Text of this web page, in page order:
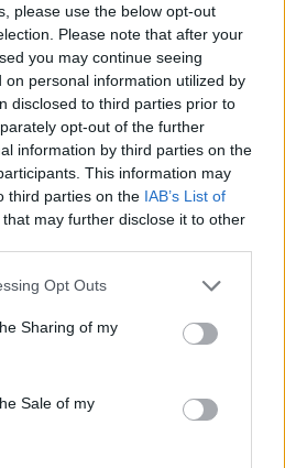
please use the below opt-out
Please note that after your
you may continue seeing
on personal information utilized by
disclosed to third parties prior to
opt-out of the further
information by third parties on the
This information may
third parties on the IAB’s List of
that may further disclose it to other
Opt Outs
Sharing of my
Sale of my
διαθέσιμη στη Vodafone
δισ. € για το Α΄ Εξάμηνο –
την πώληση της συμμετοχής στο